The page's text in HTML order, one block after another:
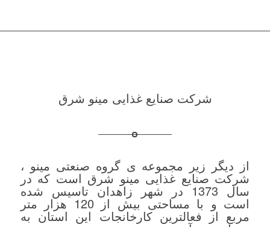
شرکت صنایع غذایی مینو شرق
از دیگر زیر مجموعه ی گروه صنعتی مینو ،
شرکت صنایع غذایی مینو شرق است که در
سال 1373 در شهر زاهدان تاسیس شده
است و با مساحتی بیش از 120 هزار متر
مربع از فعالترین کارخانجات این استان به